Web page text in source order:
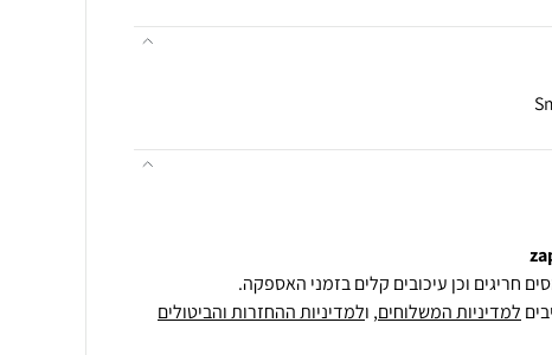
חריגים וכן עיכובים קלים בזמני האספקה.
למדיניות המשלוחים, ולמדיניות ההחזרות והביטולים